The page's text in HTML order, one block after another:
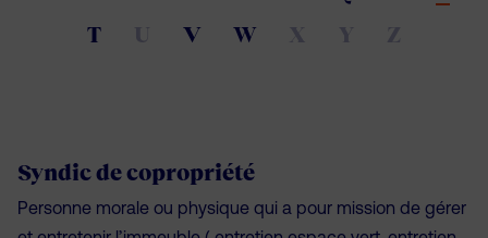
T
V W
Syndic de copropriété
Personne morale ou physique qui a pour mission de gérer